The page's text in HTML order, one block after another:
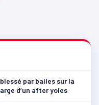
par balles sur la
d’un after yoles